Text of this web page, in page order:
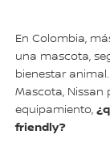
En Colombia,
una mascota,
bienestar
Mascota, Nissan
equipamiento,
friendly?